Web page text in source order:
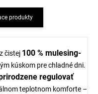
produkty
čistej 100 % mulesing-
kúskom pre chladné dni.
regulovať
teplotnom komforte –